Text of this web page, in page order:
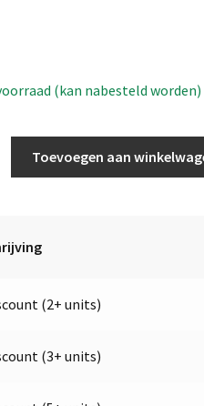
(kan nabesteld worden)
Toevoegen aan
(2+ units)
(3+ units)